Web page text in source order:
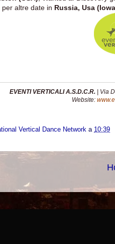
per altre date in Russia, Usa
EVENTI VERTICALI A.S.D.C.R. | Via
Website:
Vertical Dance Network a 10:39